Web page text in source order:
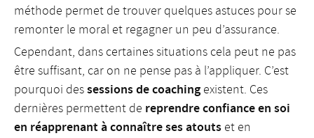
méthode permet de trouver quelques astuces pour se
remonter le moral et regagner un peu d’assurance.
Cependant, dans certaines situations cela peut ne pas
être suffisant, car on ne pense pas à l’appliquer. C’est
pourquoi dessessions de coaching existent. Ces
dernières permettent de reprendre confiance en soi
en réapprenant à connaître ses atouts et en